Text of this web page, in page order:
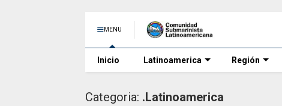
MENU
Inicio Latinoamerica Región
Categoria: .Latinoamerica